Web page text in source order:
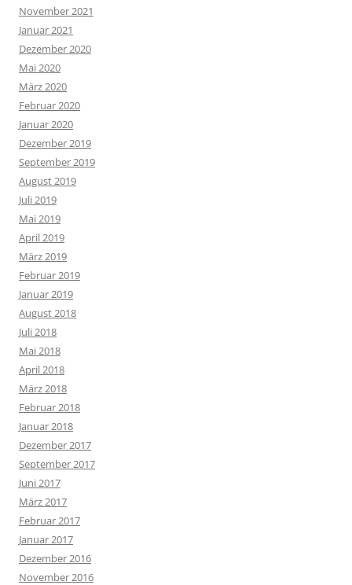
November 2021
Januar 2021
Dezember 2020
Mai 2020
März 2020
Februar 2020
Januar 2020
Dezember 2019
September 2019
August 2019
Juli 2019
Mai 2019
April 2019
März 2019
Februar 2019
Januar 2019
August 2018
Juli 2018
Mai 2018
April 2018
März 2018
Februar 2018
Januar 2018
Dezember 2017
September 2017
Juni 2017
März 2017
Februar 2017
Januar 2017
Dezember 2016
November 2016